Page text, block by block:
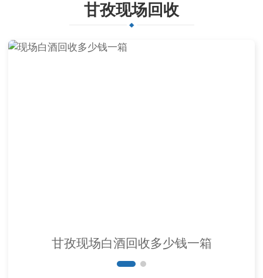
甘孜现场回收
甘孜现场白酒回收多少钱一箱